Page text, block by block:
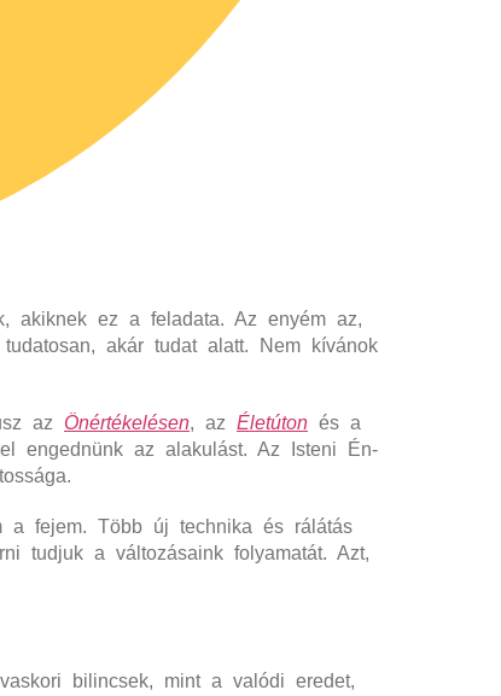
akiknek ez a feladata. Az enyém az,
akár tudat alatt. Nem kívánok
az Önértékelésen, az Életúton és a
engednünk az alakulást. Az Isteni Én-
a fejem. Több új technika és rálátás
tudjuk a változásaink folyamatát. Azt,
bilincsek, mint a valódi eredet,